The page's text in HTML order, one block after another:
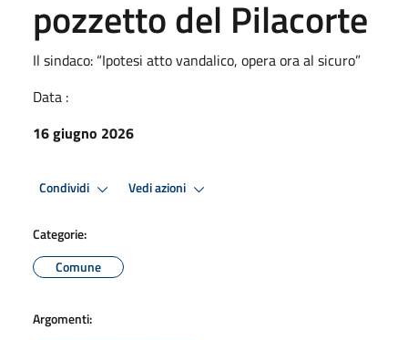
pozzetto del Pilacorte
Il sindaco: “Ipotesi atto vandalico, opera ora al sicuro”
Data :
16 giugno 2026
Condividi Vedi azioni
Categorie:
Comune
Argomenti: